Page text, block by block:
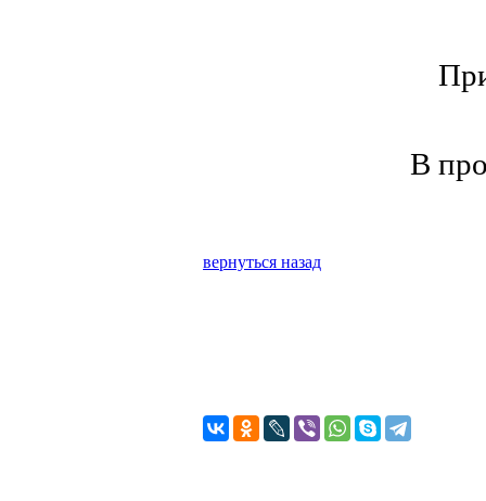
В
вернуться назад